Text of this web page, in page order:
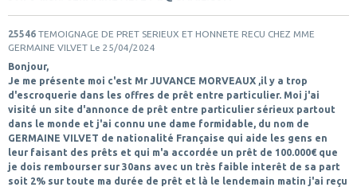
25546 TEMOIGNAGE DE PRET SERIEUX ET HONNETE RECU CHEZ MME
GERMAINE VILVET Le 25/04/2024
Bonjour,
Je me présente moi c'est Mr JUVANCE MORVEAUX ,il y a trop
d'escroquerie dans les offres de prêt entre particulier. Moi j'ai
visité un site d'annonce de prêt entre particulier sérieux partout
dans le monde et j'ai connu une dame formidable, du nom de
GERMAINE VILVET de nationalité Française qui aide les gens en
leur faisant des prêts et qui m'a accordée un prêt de 100.000€ que
je dois rembourser sur 30ans avec un très faible interêt de sa part
soit 2% sur toute ma durée de prêt et là le lendemain matin j'ai reçu